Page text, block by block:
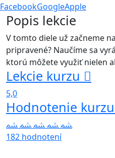
FacebookGoogleApple
Popis lekcie
V tomto diele už začneme
pripravené? Naučíme sa
ktorú môžete využiť nielen
Lekcie kurzu
5,0
Hodnotenie kurzu
182 hodnotení